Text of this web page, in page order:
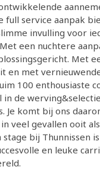
full service aanpak
invulling voor
een nuchtere
Met
en met
100 enthousiaste
in de
Je komt bij ons
veel gevallen ooit
stage bij Thunnissen
en leuke